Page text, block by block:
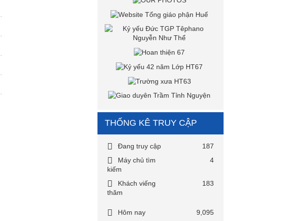
THỐNG KÊ TRUY CẬP
Đang truy cập
187
Máy chủ tìm
kiếm
4
Khách viếng
thăm
183
Hôm nay
9,095